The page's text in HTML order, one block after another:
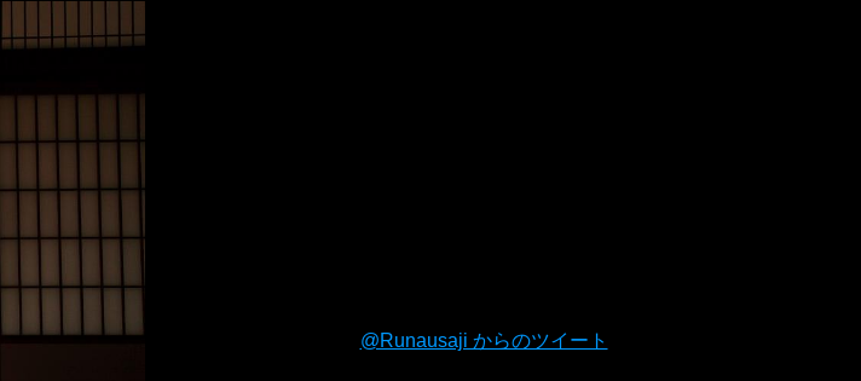
@Runausaji からのツイート